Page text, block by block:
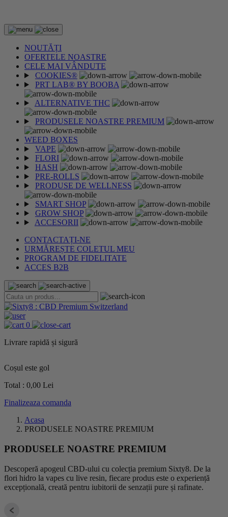
NOUTĂȚI
OFERTELE NOASTRE
CELE MAI VÂNDUTE
COOKIES®
PRT LAB® BY BOOBA
ALTERNATIVE THC
PRODUSELE NOASTRE PREMIUM
WEED BOXES
VAPE
FLORI
HASH
PRE-ROLLS
PRODUSE DE WELLNESS
SMART SHOP
GROW SHOP
ACCESORII
CONTACTAȚI-NE
URMĂREȘTE COLETUL MEU
PROGRAM DE FIDELITATE
ACCES B2B
0
Livrare rapidă și sigură
Coșul este gol
Total : 0,00 Lei
Finalizeaza comanda
Acasa
PRODUSELE NOASTRE PREMIUM
PRODUSELE NOASTRE PREMIUM
Descoperă apogeul CBD-ului cu colecția premium Sixty8. De la
flori hidro la vapes cu live resin, fiecare produs este o experiență
excepțională, creată pentru iubitorii de senzații pure și rafinate.